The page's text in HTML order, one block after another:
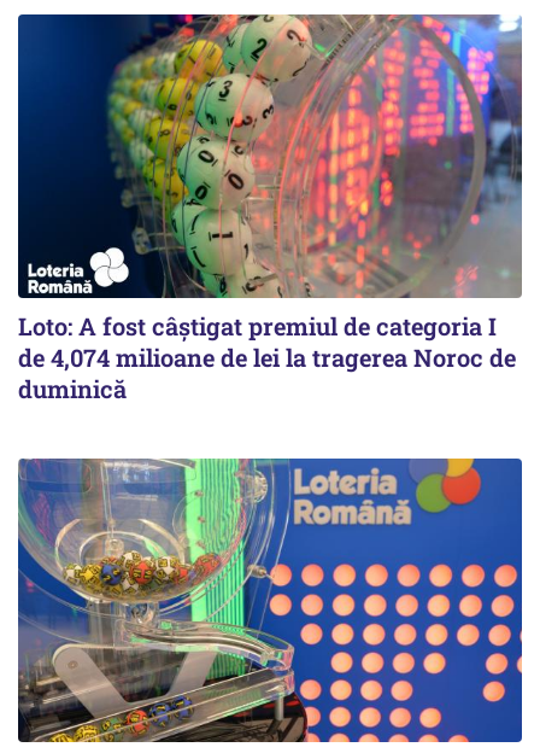
Loto: A fost câștigat premiul de categoria I
de 4,074 milioane de lei la tragerea Noroc de
duminică